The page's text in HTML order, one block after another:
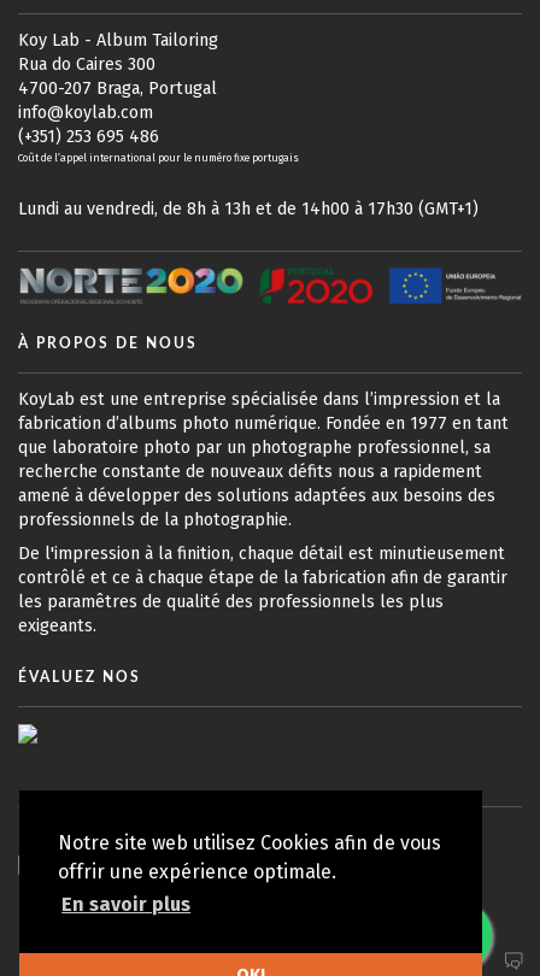
Notre site web utilisez Cookies afin de vous
offrir une expérience optimale.
En savoir plus
Koy Lab - Album Tailoring
Rua do Caires 300
4700-207 Braga, Portugal
info@koylab.com
(+351) 253 695 486
Coût de l’appel international pour le numéro fixe portugais
Lundi au vendredi, de 8h à 13h et de 14h00 à 17h30 (GMT+1)
À PROPOS DE NOUS
KoyLab est une entreprise spécialisée dans l’impression et la
fabrication d’albums photo numérique. Fondée en 1977 en tant
que laboratoire photo par un photographe professionnel, sa
recherche constante de nouveaux défits nous a rapidement
amené à développer des solutions adaptées aux besoins des
professionnels de la photographie.
De l'impression à la finition, chaque détail est minutieusement
contrôlé et ce à chaque étape de la fabrication afin de garantir
les paramêtres de qualité des professionnels les plus
exigeants.
ÉVALUEZ NOS
© Copyright 2010 - 2026 Koy Lab | Tous droits réservés
TOP